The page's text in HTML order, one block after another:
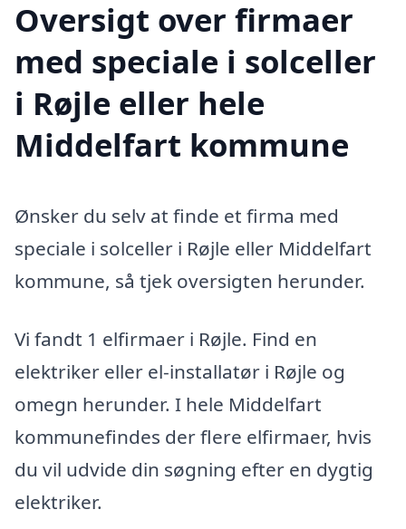
Oversigt over firmaer
med speciale i solceller
i Røjle eller hele
Middelfart kommune
Ønsker du selv at finde et firma med
speciale i solceller i Røjle eller Middelfart
kommune, så tjek oversigten herunder.
Vi fandt 1 elfirmaer i Røjle. Find en
elektriker eller el-installatør i Røjle og
omegn herunder. I hele Middelfart
kommunefindes der flere elfirmaer, hvis
du vil udvide din søgning efter en dygtig
elektriker.